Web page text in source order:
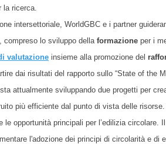
ricerca.
intersettoriale, WorldGBC e i partner
compreso lo sviluppo della formazione per i
valutazione insieme alla promozione del
dai risultati del rapporto sullo “State of the
attualmente sviluppando due progetti per
più efficiente dal punto di vista delle
opportunità principali per l’edilizia circolare.
l'adozione dei principi di circolarità e di